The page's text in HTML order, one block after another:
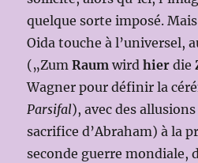
quelque sorte imposé.
Oida touche à l’universel,
(„ZumRaum wirdhier die
Wagner pour définir la
Parsifal), avec des
sacrifice d’Abraham) à la
seconde guerre mondiale,